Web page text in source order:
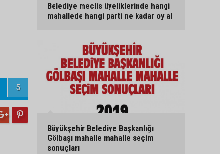
5
Belediye meclis üyeliklerinde hangi
mahallede hangi parti ne kadar oy al
Büyükşehir Belediye Başkanlığı
Gölbaşı mahalle mahalle seçim
sonuçları